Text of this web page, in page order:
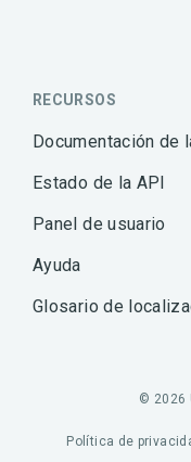
RECURSOS
Documentación de
Estado de la API
Panel de usuario
Ayuda
Glosario de
© 2026
Política de